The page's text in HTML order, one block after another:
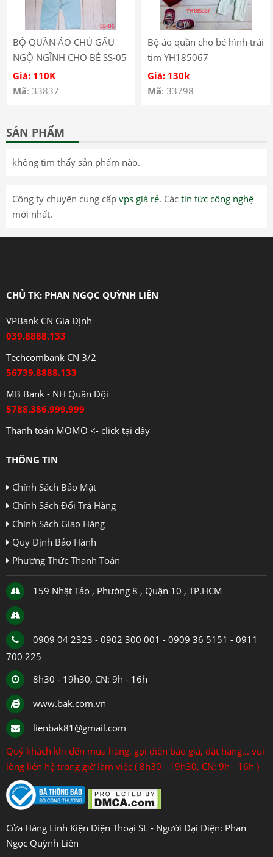
BỘ QUẦN ÁO CHÚ GẤU
NGỘ NGĨNH CHO BÉ SS-05
Giá: 110K
Mã: 33837
Bộ áo quần cho bé hình trái
tim YH185067
Giá: 130k
Mã: 33798
SẢN PHẨM
không tìm thấy sản phẩm nào.
Công ty chuyên cung cấp vps giá rẻ. Các tin tức công nghệ
mới nhất.
CHỦ TK: PHAN NGỌC QUỲNH LIÊN
VPBank CN Gia Định
039.8888.133
Techcombank CN 3/2
56739.8888.133
MB Bank - NH Quân Đội
5788.386.999.999
Thanh toán MOMO <- click tại đây
THÔNG TIN
Chính Sách Bảo Mật
Chính Sách Đổi Trả Hàng
Chính Sách Giao Hàng
Quy Định Bảo Hành
Phương Thức Thanh Toán
159 Nhật Tảo , Phường 8 , Quận 10 , TP.HCM
0909 04 2323 - 0902 300 001 - 0909 36 5151 - 0911
700 225
8h30 - 19h30, CN: 9h - 16h
www.bak.com.vn
lienbak81@gmail.com
Quý khách khi đến mua hàng, gọi điện báo giá, đặt hàng... vui
lòng liên hệ trong giờ làm việc ( 8h30 - 19h30, CN: 9h - 16h )
Cửa Hàng Linh Kiện Điện Thoại SL - Người Đại Diện: Phan
Ngọc Quỳnh Liên